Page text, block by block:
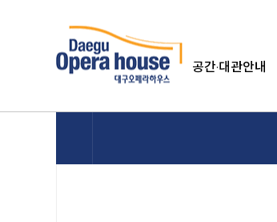
공간·대관안내